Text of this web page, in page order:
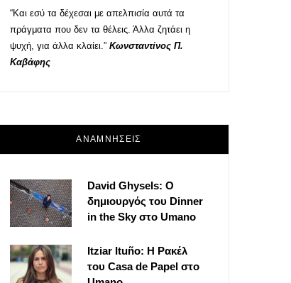
“Και εσύ τα δέχεσαι με απελπισία αυτά τα
πράγματα που δεν τα θέλεις. Άλλα ζητάει η
ψυχή, για άλλα κλαίει.” Κωνσταντίνος Π.
Καβάφης
ΑΝΑΜΝΗΣΕΙΣ
David Ghysels: Ο
δημιουργός του Dinner
in the Sky στο Umano
Itziar Ituño: Η Ρακέλ
του Casa de Papel στο